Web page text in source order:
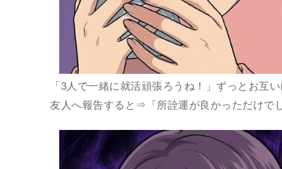
「3人で一緒に就活頑張ろうね！」ずっとお互
友人へ報告すると⇒「所詮運が良かっただけで